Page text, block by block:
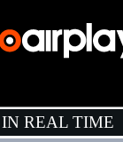
REAL TIME